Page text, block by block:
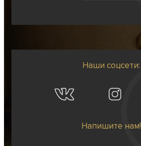
Наши соцсети:
Напишите нам!